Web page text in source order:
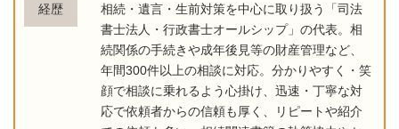
経歴
相続・遺言・生前対策を中心に取り扱う「司法
書士法人・行政書士オールシップ」の代表。相
続関係の手続きや成年後見等の財産管理など、
年間300件以上の相談に対応。分かりやすく・笑
顔で相談に乗れるよう心掛け、迅速・丁寧な対
応で依頼者からの信頼も厚く、リピートや紹介